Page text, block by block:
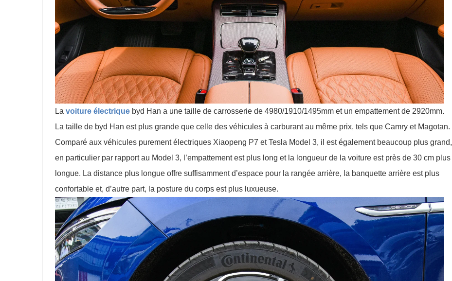
La voiture électrique byd Han a une taille de carrosserie de 4980/1910/1495mm et un empattement de 2920mm.
La taille de byd Han est plus grande que celle des véhicules à carburant au même prix, tels que Camry et Magotan.
Comparé aux véhicules purement électriques Xiaopeng P7 et Tesla Model 3, il est également beaucoup plus grand,
en particulier par rapport au Model 3, l’empattement est plus long et la longueur de la voiture est près de 30 cm plus
longue. La distance plus longue offre suffisamment d’espace pour la rangée arrière, la banquette arrière est plus
confortable et, d’autre part, la posture du corps est plus luxueuse.